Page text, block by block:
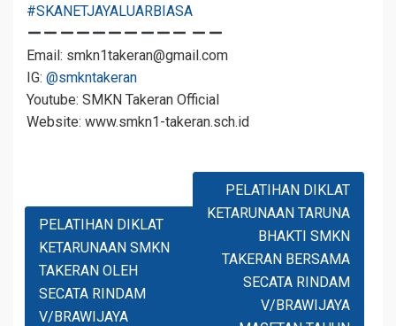
#SKANETJAYALUARBIASA
Email: smkn1takeran@gmail.com
IG: @smkntakeran
Youtube: SMKN Takeran Official
Website: www.smkn1-takeran.sch.id
Pos
PELATIHAN DIKLAT
KETARUNAAN SMKN
TAKERAN OLEH
SECATA RINDAM
V/BRAWIJAYA
PELATIHAN DIKLAT
KETARUNAAN TARUNA
BHAKTI SMKN
TAKERAN BERSAMA
SECATA RINDAM
V/BRAWIJAYA